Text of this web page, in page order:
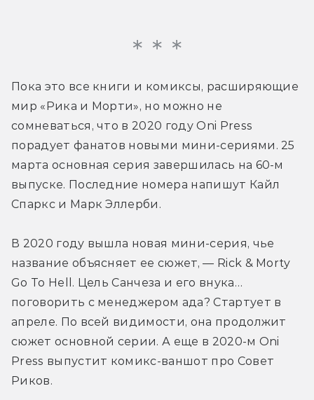
Пока это все книги и комиксы, расширяющие
мир «Рика и Морти», но можно не
сомневаться, что в 2020 году Oni Press
порадует фанатов новыми мини-сериями. 25
марта основная серия завершилась на 60-м
выпуске. Последние номера напишут Кайл
Спаркс и Марк Эллерби.
В 2020 году вышла новая мини-серия, чье
название объясняет ее сюжет, — Rick & Morty
Go To Hell. Цель Санчеза и его внука…
поговорить с менеджером ада? Стартует в
апреле. По всей видимости, она продолжит
сюжет основной серии. А еще в 2020-м Oni
Press выпустит комикс-ваншот про Совет
Риков.